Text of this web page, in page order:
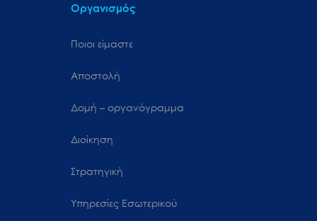
Οργανισμός
Ποιοι είμαστε
Αποστολή
Δομή – οργανόγραμμα
Διοίκηση
Στρατηγική
Υπηρεσίες Εσωτερικού